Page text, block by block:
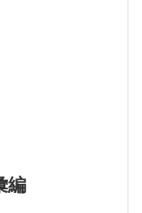
編